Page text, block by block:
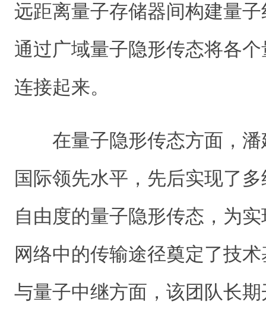
远距离量子存储器间构建量
通过广域量子隐形传态将各
连接起来。
在量子隐形传态方面，
国际领先水平，先后实现了
自由度的量子隐形传态，为
网络中的传输途径奠定了技
与量子中继方面，该团队长